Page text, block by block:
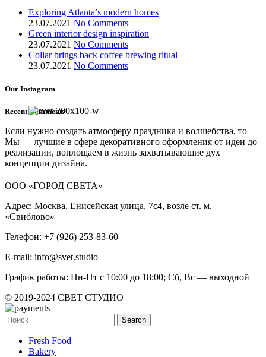
Exploring Atlanta’s modern homes
23.07.2021 No Comments
Green interior design inspiration
23.07.2021 No Comments
Collar brings back coffee brewing ritual
23.07.2021 No Comments
Our Instagram
Recent Comments
Если нужно создать атмосферу праздника и волшебства, то
Мы — лучшие в сфере декоративного оформления от идеи до
реализации, воплощаем в жизнь захватывающие дух
концепции дизайна.
ООО «ГОРОД СВЕТА»
Адрес: Москва, Енисейская улица, 7с4, возле ст. м.
«Свиблово»
Телефон: +7 (926) 253-83-60
E-mail: info@svet.studio
График работы: Пн-Пт с 10:00 до 18:00; Сб, Вс — выходной
© 2019-2024 СВЕТ СТУДИО
Search
Fresh Food
Bakery